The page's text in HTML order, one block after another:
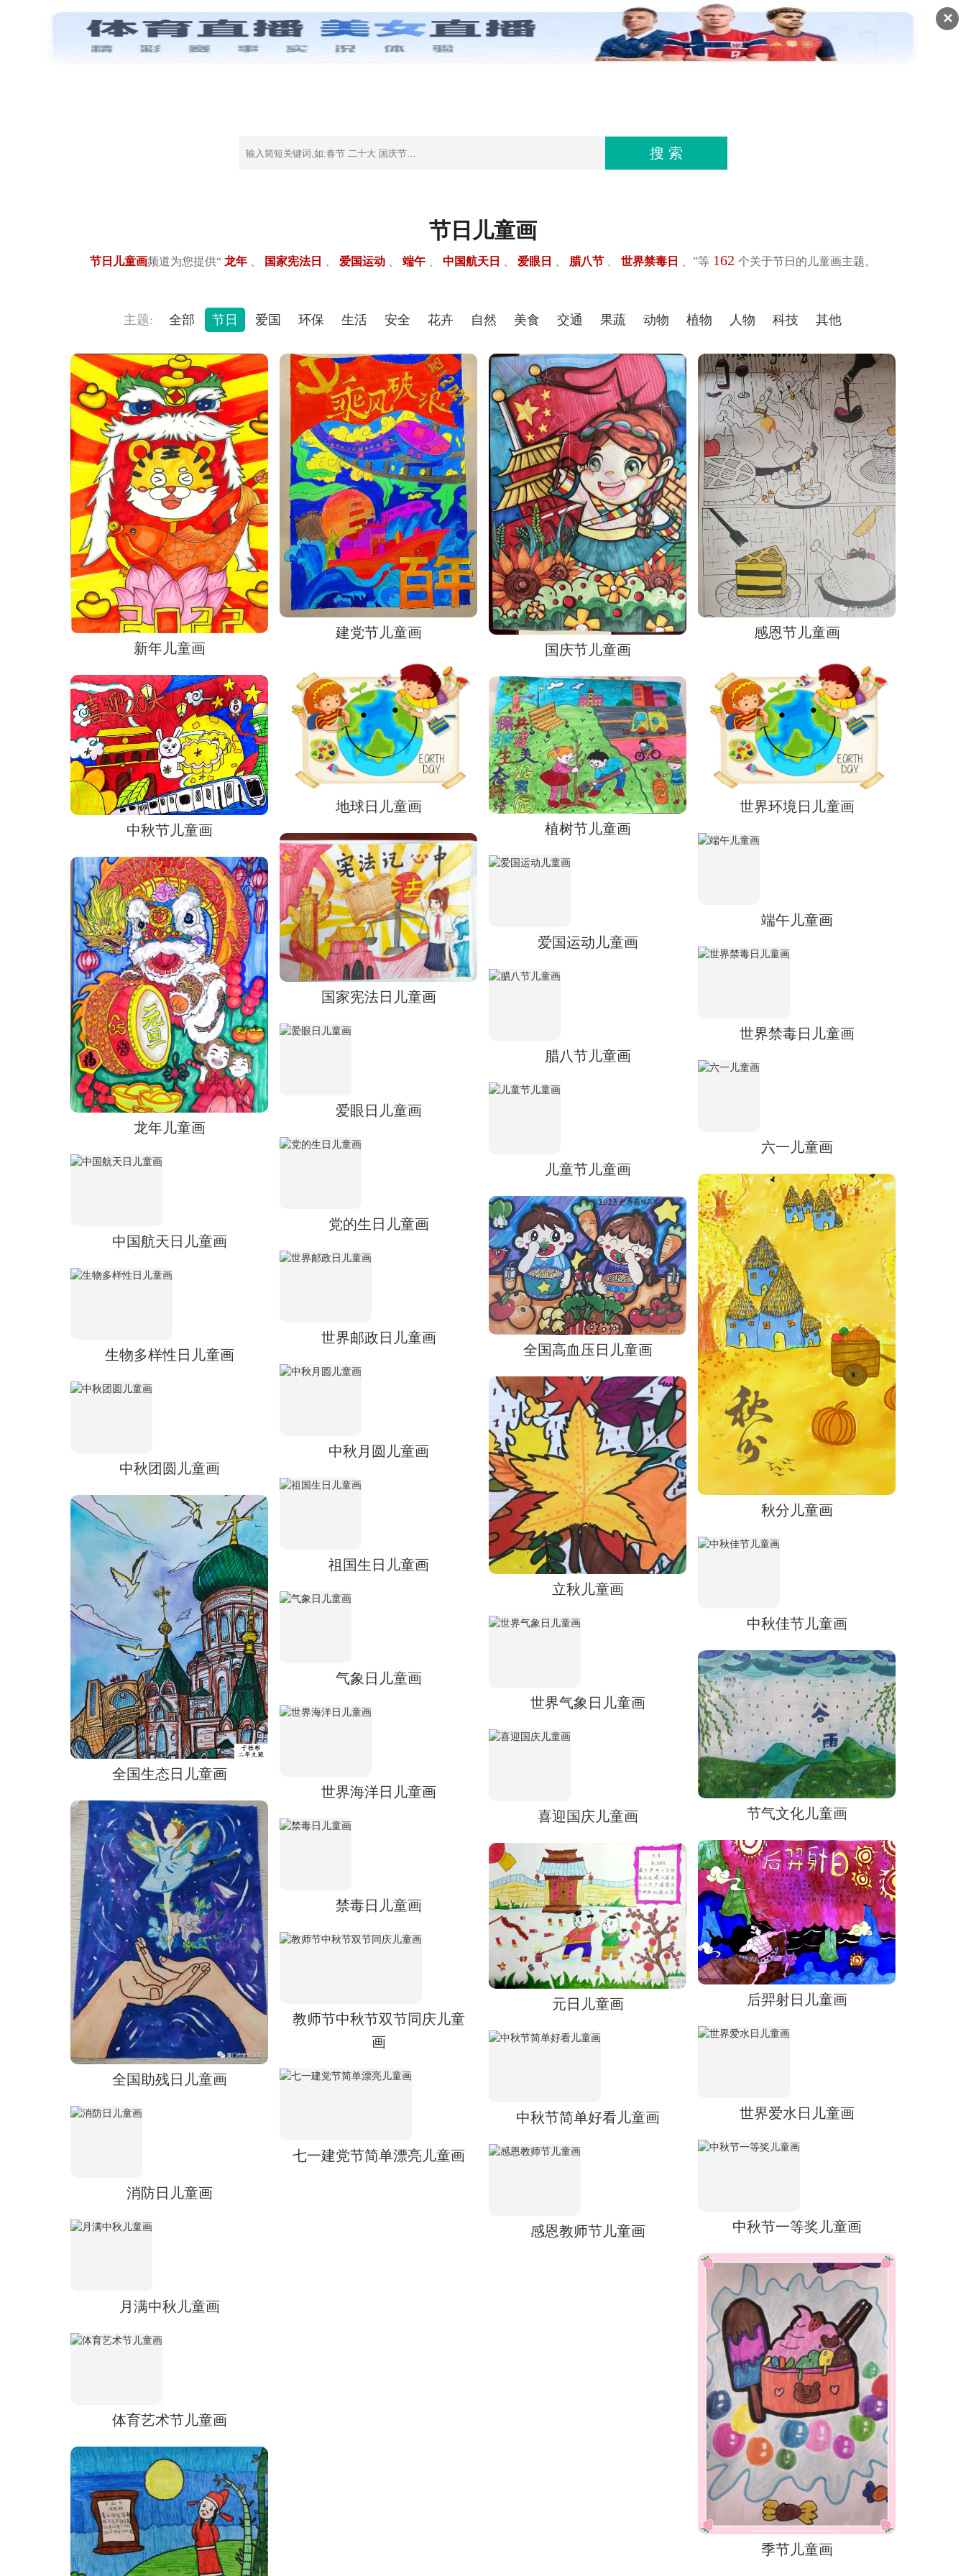
✕
节日 爱国 安全 环保
节日儿童画
节日儿童画频道为您提供“ 龙年 国家宪法日 爱国运动 端午 中国航天日 爱眼日 腊八节 世界禁毒日 、”等 162 个关于节日的儿童画主题。
主题: 全部 节日 爱国 环保 生活 安全 花卉 自然 美食 交通 果蔬 动物 植物 人物 科技 其他
新年儿童画
中秋节儿童画
龙年儿童画
中国航天日儿童画
生物多样性日儿童画
中秋团圆儿童画
全国生态日儿童画
全国助残日儿童画
消防日儿童画
月满中秋儿童画
体育艺术节儿童画
建党节儿童画
地球日儿童画
国家宪法日儿童画
爱眼日儿童画
党的生日儿童画
世界邮政日儿童画
中秋月圆儿童画
祖国生日儿童画
气象日儿童画
世界海洋日儿童画
禁毒日儿童画
教师节中秋节双节同庆儿童
画
七一建党节简单漂亮儿童画
国庆节儿童画
植树节儿童画
爱国运动儿童画
腊八节儿童画
儿童节儿童画
全国高血压日儿童画
立秋儿童画
世界气象日儿童画
喜迎国庆儿童画
元日儿童画
中秋节简单好看儿童画
感恩教师节儿童画
感恩节儿童画
世界环境日儿童画
端午儿童画
世界禁毒日儿童画
六一儿童画
秋分儿童画
中秋佳节儿童画
节气文化儿童画
后羿射日儿童画
世界爱水日儿童画
中秋节一等奖儿童画
季节儿童画